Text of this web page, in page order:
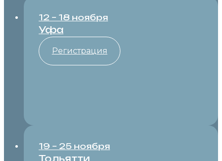
12 – 18 ноября
Уфа
Регистрация
19 – 25 ноября
Тольятти